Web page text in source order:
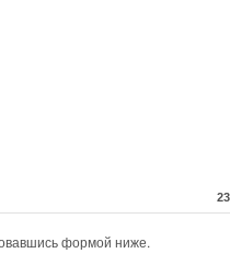
формой ниже.